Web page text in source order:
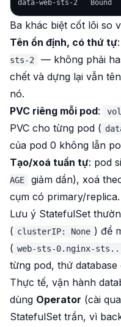
Ba khác biệt cốt lõi so
Tên ổn định, có thứ tự:
sts-2
— không phải
chết và dựng lại vẫn
nó.
PVC riêng mỗi pod:
PVC cho từng pod (
của pod 0 không lẫn
Tạo/xoá tuần tự: pod
AGE
giảm dần), xoá
cụm có primary/replica.
Lưu ý StatefulSet
( clusterIP: None ) để
( web-sts-0.nginx-
từng pod, thứ database
Thực tế, vận hành
dùng Operator (cài
StatefulSet trần, vì